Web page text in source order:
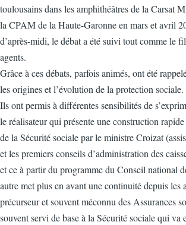
toulousains dans les amphithéâtres de la Carsat
la CPAM de la Haute-Garonne en mars et avril
d’après-midi, le débat a été suivi tout comme le
agents.
Grâce à ces débats, parfois animés, ont été
les origines et l’évolution de la protection sociale.
Ils ont permis à différentes sensibilités de
le réalisateur qui présente une construction
de la Sécurité sociale par le ministre Croizat
et les premiers conseils d’administration des
et ce à partir du programme du Conseil national
autre met plus en avant une continuité depuis les
précurseur et souvent méconnu des Assurances
souvent servi de base à la Sécurité sociale qui va